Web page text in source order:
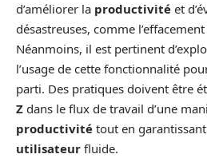
d’améliorer la productivité et
désastreuses, comme
Néanmoins, il est pertinent
l’usage de cette fonctionnalité
parti. Des pratiques doivent être
Z dans le flux de travail d’une
productivité tout en
utilisateur fluide.